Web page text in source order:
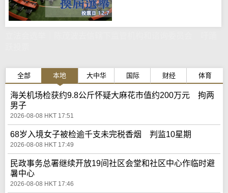
全部 本地 大中华 国际 财经 体育
海关机场检获约9.8公斤怀疑大麻花市值约200万元 拘两
男子
2026-08-08 HKT 17:51
68岁入境女子被检逾千支未完税香烟 判监10星期
2026-08-08 HKT 17:49
民政事务总署继续开放19间社区会堂和社区中心作临时避
暑中心
2026-08-08 HKT 17:46